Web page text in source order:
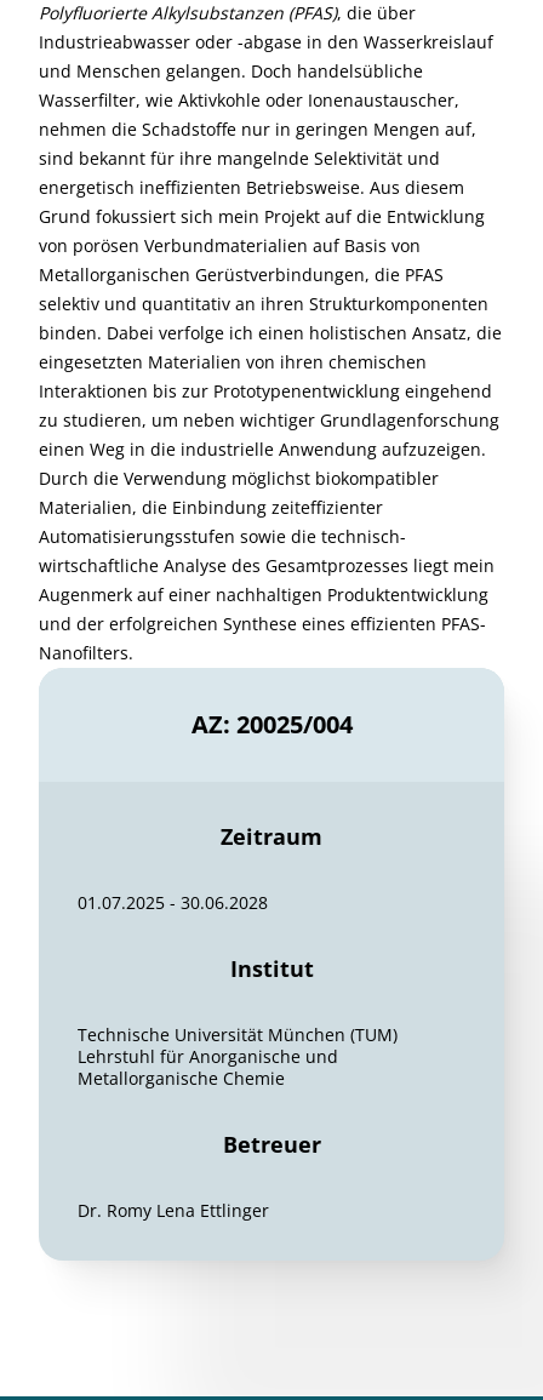
Polyfluorierte Alkylsubstanzen (PFAS), die über
Industrieabwasser oder -abgase in den Wasserkreislauf
und Menschen gelangen. Doch handelsübliche
Wasserfilter, wie Aktivkohle oder Ionenaustauscher,
nehmen die Schadstoffe nur in geringen Mengen auf,
sind bekannt für ihre mangelnde Selektivität und
energetisch ineffizienten Betriebsweise. Aus diesem
Grund fokussiert sich mein Projekt auf die Entwicklung
von porösen Verbundmaterialien auf Basis von
Metallorganischen Gerüstverbindungen, die PFAS
selektiv und quantitativ an ihren Strukturkomponenten
binden. Dabei verfolge ich einen holistischen Ansatz, die
eingesetzten Materialien von ihren chemischen
Interaktionen bis zur Prototypenentwicklung eingehend
zu studieren, um neben wichtiger Grundlagenforschung
einen Weg in die industrielle Anwendung aufzuzeigen.
Durch die Verwendung möglichst biokompatibler
Materialien, die Einbindung zeiteffizienter
Automatisierungsstufen sowie die technisch-
wirtschaftliche Analyse des Gesamtprozesses liegt mein
Augenmerk auf einer nachhaltigen Produktentwicklung
und der erfolgreichen Synthese eines effizienten PFAS-
Nanofilters.
AZ: 20025/004
Zeitraum
01.07.2025 - 30.06.2028
Institut
Technische Universität München (TUM)
Lehrstuhl für Anorganische und
Metallorganische Chemie
Betreuer
Dr. Romy Lena Ettlinger